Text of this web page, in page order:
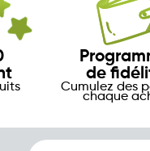
de
Cumulez des
chaque